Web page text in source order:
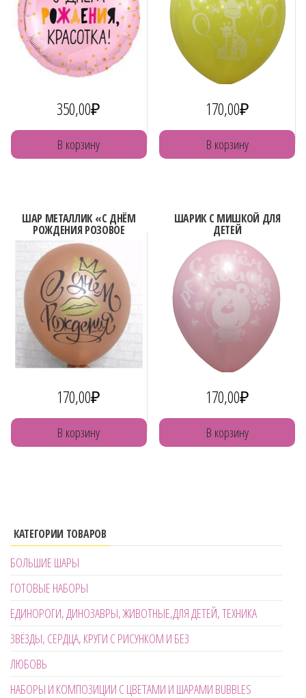
350,00₽
В корзину
170,00₽
В корзину
ШАР МЕТАЛЛИК «С ДНЁМ
РОЖДЕНИЯ РОЗОВОЕ
ЗОЛОТО»
170,00₽
В корзину
ШАРИК С МИШКОЙ ДЛЯ
ДЕТЕЙ
170,00₽
В корзину
КАТЕГОРИИ ТОВАРОВ
БОЛЬШИЕ ШАРЫ
ГОТОВЫЕ НАБОРЫ
ЕДИНОРОГИ, ДИНОЗАВРЫ, ЖИВОТНЫЕ,ДЛЯ ДЕТЕЙ, ТЕХНИКА
ЗВЁЗДЫ, СЕРДЦА, КРУГИ С РИСУНКОМ И БЕЗ
ЛЮБОВЬ
НАБОРЫ И КОМПОЗИЦИИ С ЦВЕТАМИ И ШАРАМИ BUBBLES